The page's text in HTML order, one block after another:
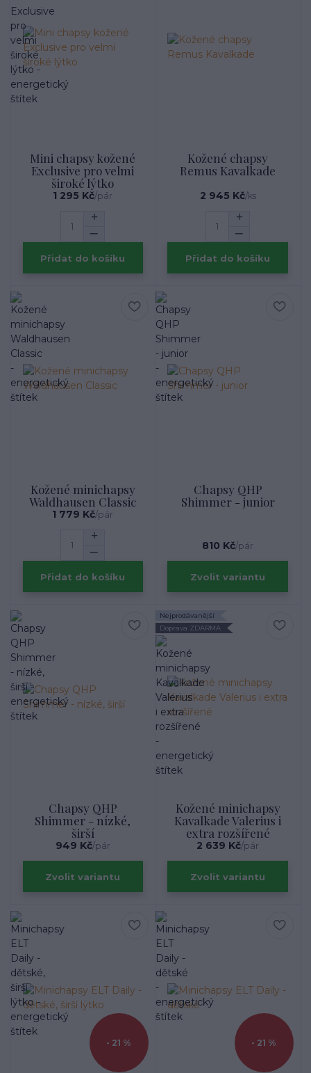
Mini chapsy kožené
Exclusive pro velmi
široké lýtko
1 295 Kč/pár
Přidat do košíku
Kožené chapsy
Remus Kavalkade
2 945 Kč/ks
Přidat do košíku
Kožené minichapsy
Waldhausen Classic
1 779 Kč/pár
Přidat do košíku
Chapsy QHP
Shimmer - junior
810 Kč/pár
Zvolit variantu
Chapsy QHP
Shimmer - nízké,
širší
949 Kč/pár
Zvolit variantu
Nejprodávanější
Doprava ZDARMA
Kožené minichapsy
Kavalkade Valerius i
extra rozšířené
2 639 Kč/pár
Zvolit variantu
- 21 % - 21 %